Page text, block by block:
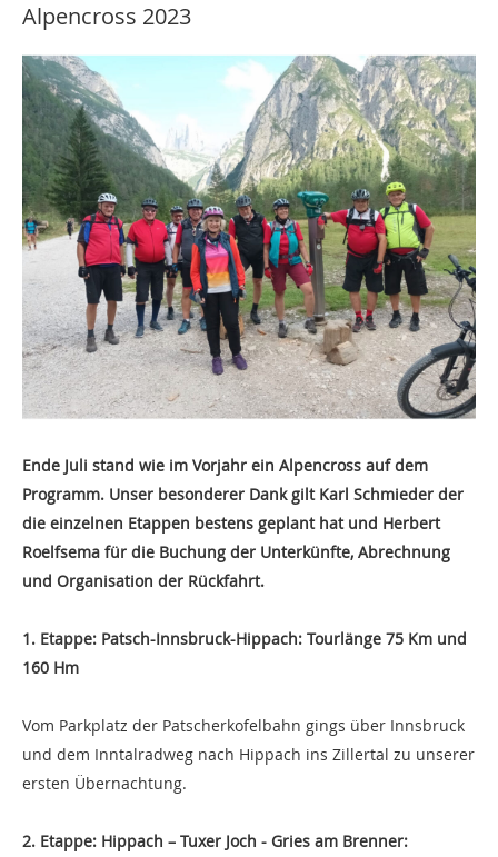
Alpencross 2023
Ende Juli stand wie im Vorjahr ein Alpencross auf dem
Programm. Unser besonderer Dank gilt Karl Schmieder der
die einzelnen Etappen bestens geplant hat und Herbert
Roelfsema für die Buchung der Unterkünfte, Abrechnung
und Organisation der Rückfahrt.
1. Etappe: Patsch-Innsbruck-Hippach: Tourlänge 75 Km und
160 Hm
Vom Parkplatz der Patscherkofelbahn gings über Innsbruck
und dem Inntalradweg nach Hippach ins Zillertal zu unserer
ersten Übernachtung.
2. Etappe: Hippach – Tuxer Joch - Gries am Brenner: